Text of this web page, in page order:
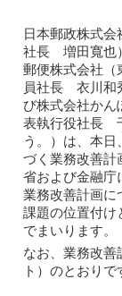
日本郵政株式
社長 増田寬也
郵便株式会社（
員社長 衣川和
び株式会社かん
表執行役社長
う。）は、本
づく業務改善
省および金融庁
業務改善計画に
課題の位置付け
でまいります。
なお、業務改善
ト）のとおりで